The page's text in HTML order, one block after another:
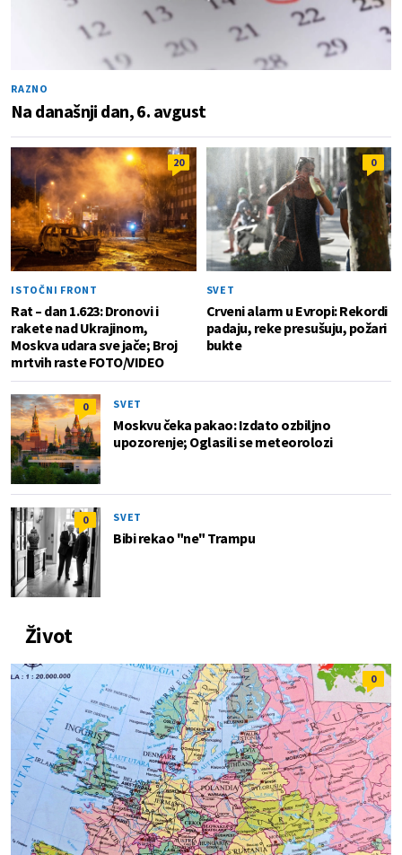
RAZNO
Na današnji dan, 6. avgust
20
ISTOČNI FRONT
Rat – dan 1.623: Dronovi i
rakete nad Ukrajinom,
Moskva udara sve jače; Broj
mrtvih raste FOTO/VIDEO
0
SVET
Crveni alarm u Evropi: Rekordi
padaju, reke presušuju, požari
bukte
0 SVET
Moskvu čeka pakao: Izdato ozbiljno
upozorenje; Oglasili se meteorolozi
0 SVET
Bibi rekao "ne" Trampu
Život
0